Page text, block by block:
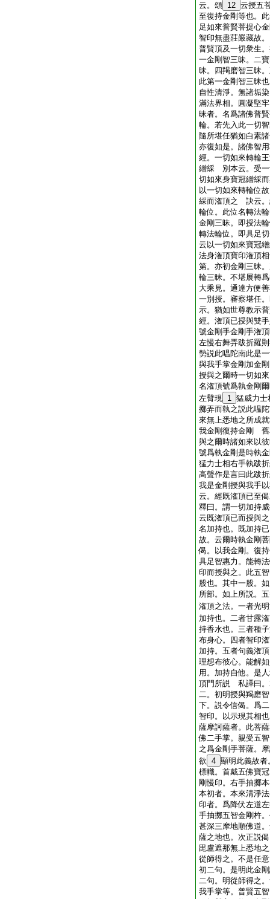
云。頌 12 云授五
至復持金剛等也。
足如來普賢菩提心
智印無盡莊嚴藏故
普賢頂及一切衆生
一金剛智三昧。二
昧。四羯磨智三昧
此第一金剛智三昧
自性清淨。無諸垢
滿法界相。圓凝堅
昧者。名爲諸佛普
輪。若先入此一切
隨所堪任猶如白素
亦復如是。諸佛智
經。一切如來轉輪
繒綵 別本云。受一
切如來身寶冠繒綵
以一切如來轉輪位
綵而潅頂之 訣云。
輪位。此位名轉法
金剛三昧。即授法
轉法輪位。即具足
云以一切如來寶冠
法身潅頂寶印潅頂
第。亦初金剛三昧
輪三昧。不堪展轉
大乘見。通達方便
一別授。審察堪任
示。猶如世尊教示
經。潅頂已授與雙
號金剛手金剛手潅
左慢右舞弄跋折羅
勢説此嗢陀南此是
與我手掌金剛加金
授與之爾時一切如
名潅頂號爲執金剛
左臂現 1 猛威力士
擲弄而執之説此嗢
來無上悉地之所成
我金剛復持金剛 舊
與之爾時諸如來以
號爲執金剛是時執
猛力士相右手執跋
高聲作是言曰此跋
我是金剛授與我手
云。經既潅頂已至
釋曰。謂一切加持
云既潅頂已而授與
名加持也。既加持
故。云爾時執金剛
偈。以我金剛。復
具足智惠力。能轉
印而授與之。此五
股也。其中一股。
所部。如上所説。
潅頂之法。一者光
加持也。二者甘露
持香水也。三者種
布身心。四者智印
加持。五者句義潅
理想布彼心。能解
用。加持自他。是
頂門所説 私譯曰。
二。初明授與羯磨
下。説令信偈。爲
智印。以示現其相
薩摩訶薩者。此菩
佛二手掌。親受五
之爲金剛手菩薩。
欲 4 顯明此義故者
標幟。首戴五佛寶
剛慢印。右手抽擲
本初者。本來清淨
印者。爲降伏左道
手抽擲五智金剛杵
甚深三摩地順佛道
薩之地也。次正説
毘盧遮那無上悉地
從師得之。不是任
初二句。是明此金
二句。明從師得之
我手掌等。普賢五